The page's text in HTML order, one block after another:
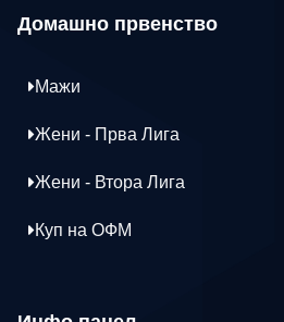
Домашно првенство
Мажи
Жени - Прва Лига
Жени - Втора Лига
Куп на ОФМ